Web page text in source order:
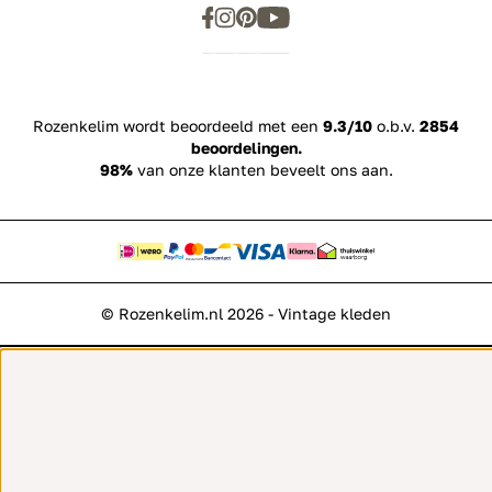
Rozenkelim wordt beoordeeld met een 9.3/10 o.b.v. 2854
beoordelingen.
98%van onze klanten beveelt ons aan.
© Rozenkelim.nl 2026 - Vintage kleden